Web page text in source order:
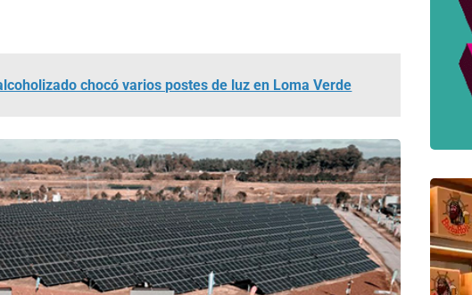
chocó varios postes de luz en Loma Verde